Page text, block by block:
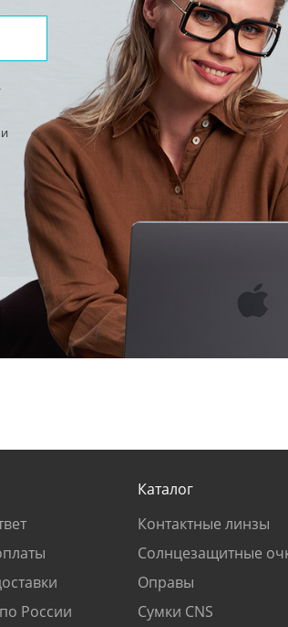
России
Каталог
Контактные линзы
Солнцезащитные
Оправы
Сумки CNS